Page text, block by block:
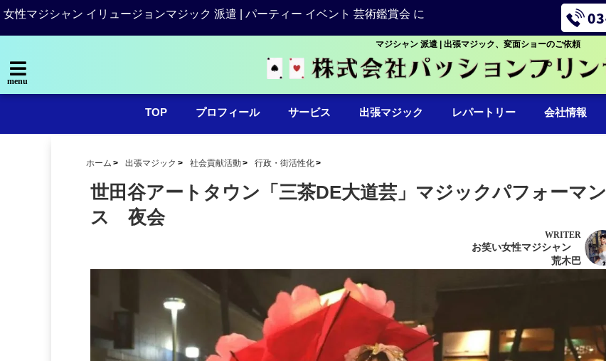
女性マジシャン イリュージョンマジック 派遣 | パーティー イベント 芸術鑑賞会 に
マジシャン 派遣 | 出張マジック、変面ショーのご依頼
menu
TOP プロフィール サービス 出張マジック レパートリー 会社情報
ホーム 出張マジック 社会貢献活動 行政・街活性化
世田谷アートタウン「三茶DE大道芸」マジックパフォーマン
ス 夜会
WRITER
お笑い女性マジシャン
荒木巴